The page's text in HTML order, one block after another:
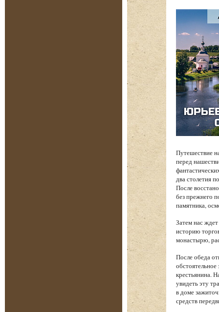
Путешествие
перед
два столетия
После
без прежнего
памятника,
Затем нас
историю
монастырю,
После обеда
крестьянина.
увидеть эту
в доме
средств